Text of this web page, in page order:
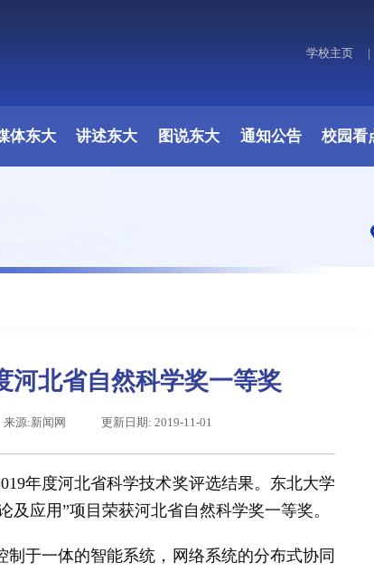
学校主页 |
体东大 讲述东大 图说东大 通知公告 校园看
河北省自然科学奖一等奖
来源:新闻网 更新日期: 2019-11-01
年度河北省科学技术奖评选结果。东北大学
应用”项目荣获河北省自然科学奖一等奖。
于一体的智能系统，网络系统的分布式协同